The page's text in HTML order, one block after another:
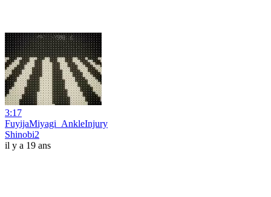
3:17
FuyijaMiyagi_AnkleInjury
Shinobi2
il y a 19 ans